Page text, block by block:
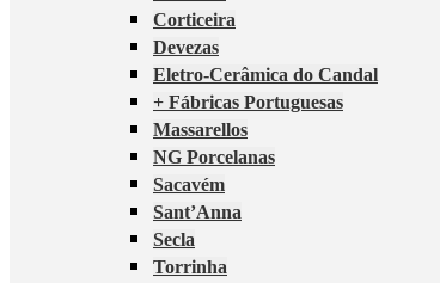
Corticeira
Devezas
Eletro-Cerâmica do Candal
+ Fábricas Portuguesas
Massarellos
NG Porcelanas
Sacavém
Sant’Anna
Secla
Torrinha